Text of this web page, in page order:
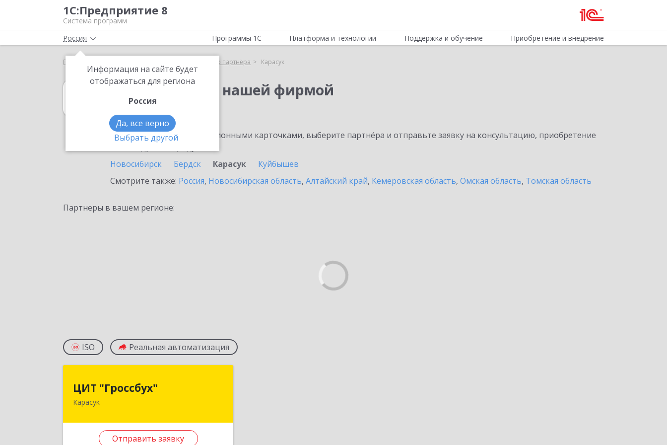
1С:Предприятие 8
Система программ
Россия
Информация на сайте будет
отображаться для региона
Россия
Да, все верно
Выбрать другой
Программы 1С Платформа и технологии Поддержка и обучение Приобретение и внедрение
Главная Выбор партнёра Карасук
1С:Управление нашей фирмой
в Карасуке
Ознакомьтесь с информационными карточками, выберите партнёра и отправьте заявку на консультацию, приобретение
Новосибирск
Бердск Карасук
Куйбышев
Смотрите также: Россия, Новосибирская область, Алтайский край, Кемеровская область, Омская область, Томская область
Партнеры в вашем регионе:
ISO Реальная автоматизация
ЦИТ "Гроссбух"
Карасук
Отправить заявку
ЦИТ "Гроссбух"
ул, дом № 9, оф.3